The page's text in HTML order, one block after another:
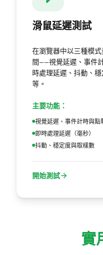
滑鼠延遲測試
在瀏覽器中以三種模
間——視覺延遲、事件
時處理延遲、抖動、
等。
主要功能：
視覺延遲、事件計時與點
即時處理延遲（毫秒）
抖動、穩定度與取樣數
開始測試
實